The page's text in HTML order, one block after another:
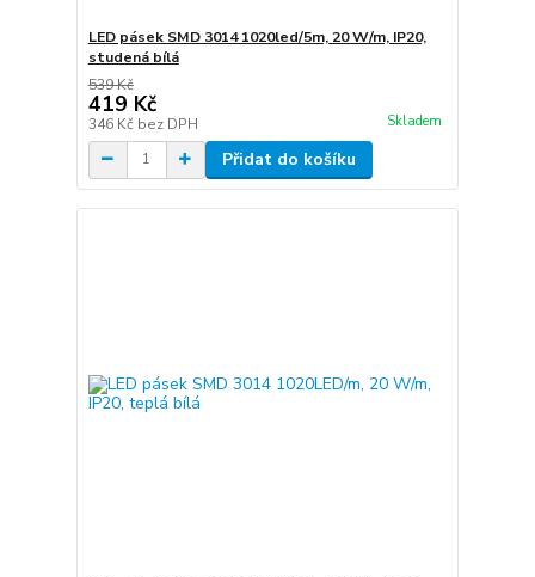
LED pásek SMD 3014 1020led/5m, 20 W/m, IP20,
studená bílá
539 Kč
419 Kč
346 Kč bez DPH Skladem
Přidat do košíku